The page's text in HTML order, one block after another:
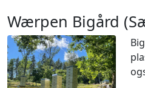
Wærpen Bigård